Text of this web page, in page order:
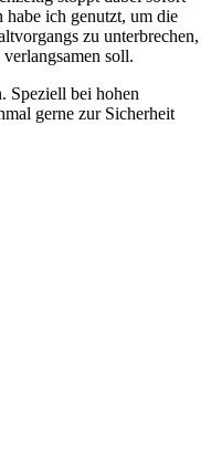
ich genutzt, um die
zu unterbrechen,
soll.
Speziell bei hohen
gerne zur Sicherheit